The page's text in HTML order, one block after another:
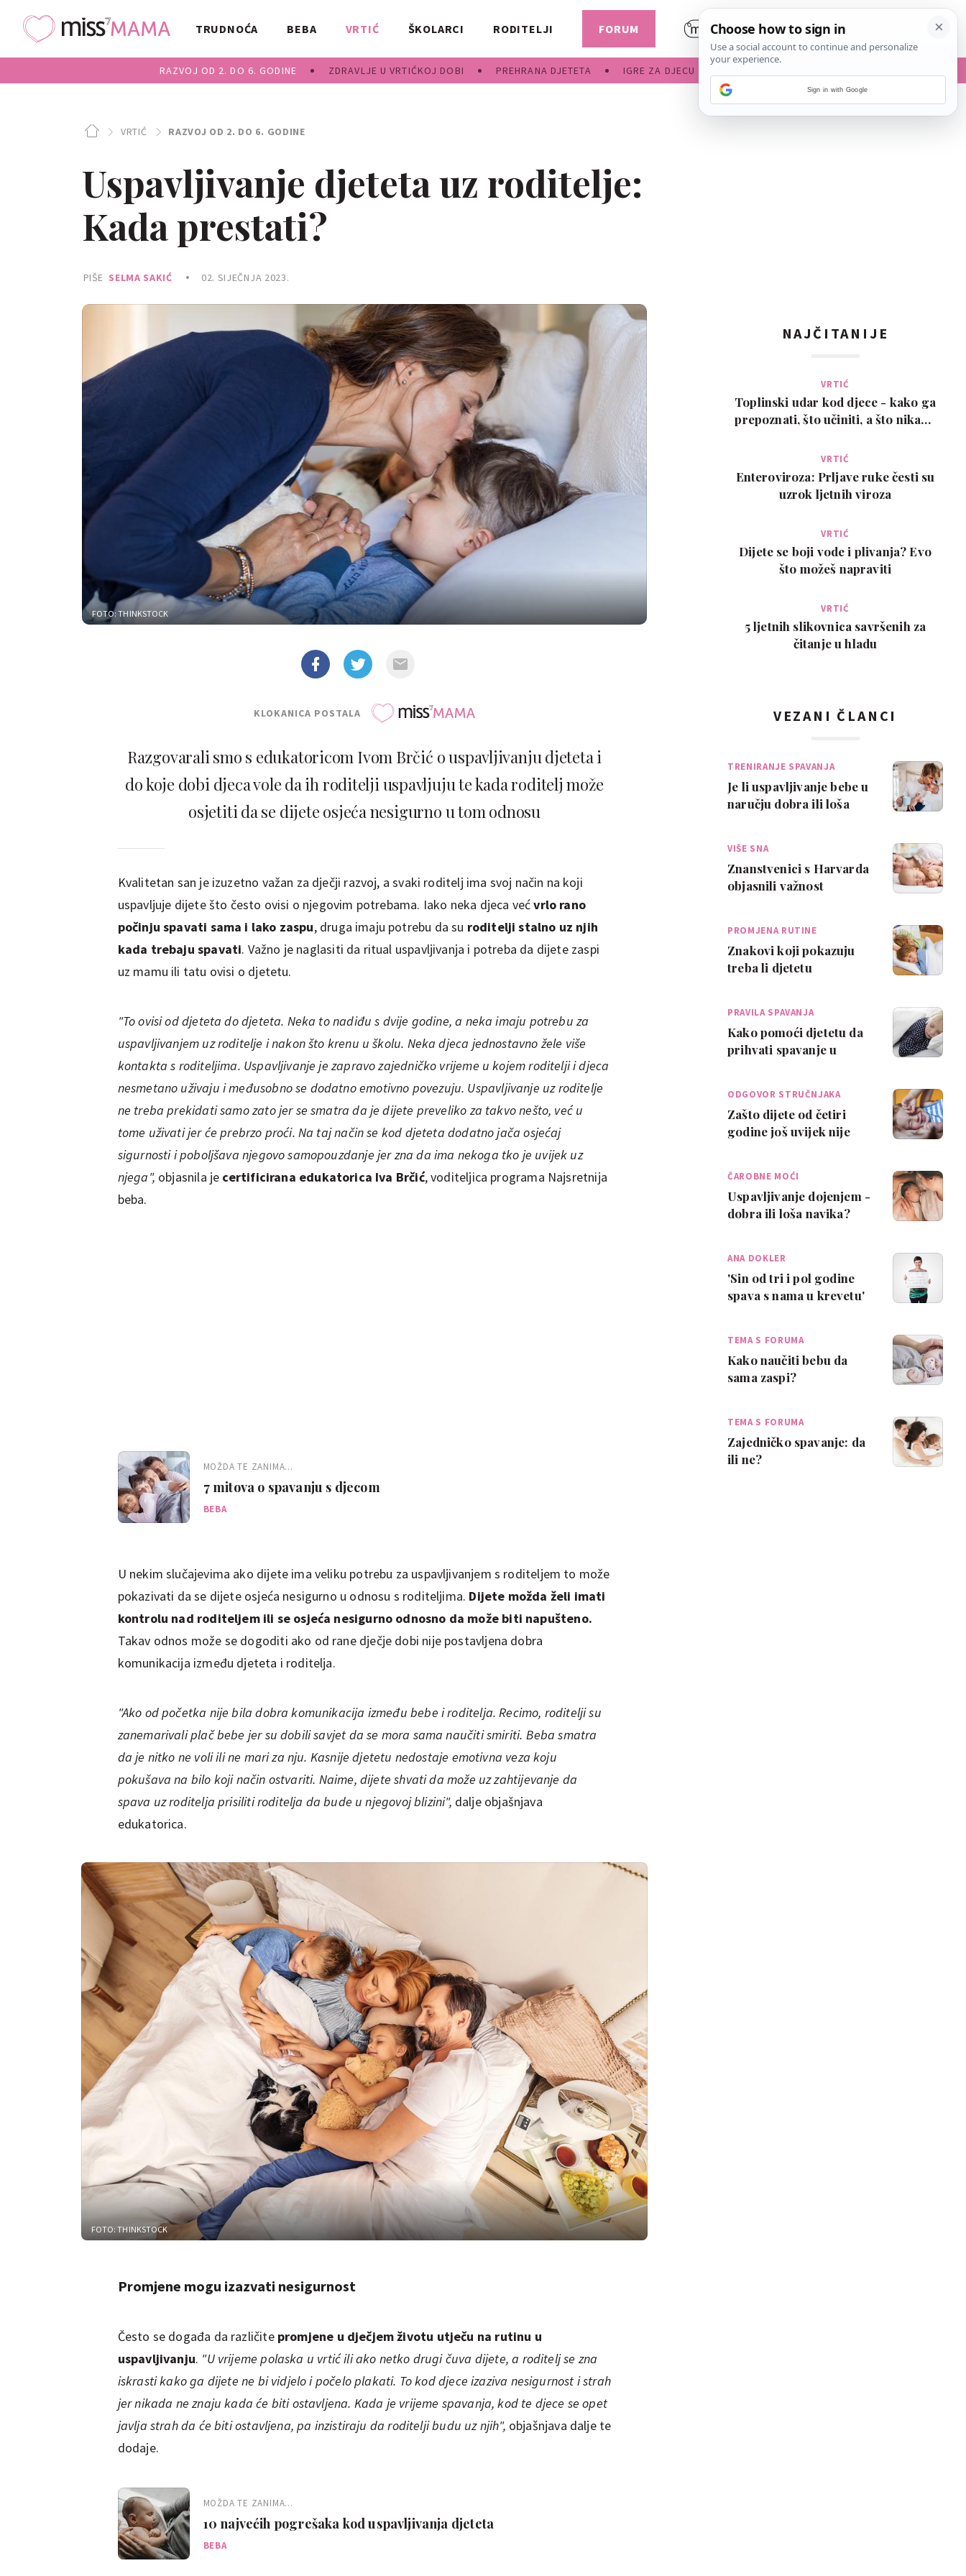
TRUDNOĆA BEBA VRTIĆ
RAZVOJ OD 2. DO 6. GODINE ZDRAVLJE U VRTIĆKOJ DOBI PREHRANA DJETETA IGRE ZA DJECU
ŠKOLARCI RODITELJI FORUM
VRTIĆ RAZVOJ OD 2. DO 6. GODINE
Uspavljivanje djeteta uz roditelje:
Kada prestati?
PIŠE SELMA SAKIĆ 02. SIJEČNJA 2023.
FOTO: THINKSTOCK
KLOKANICA POSTALA
Razgovarali smo s edukatoricom Ivom Brčić o uspavljivanju djeteta i
do koje dobi djeca vole da ih roditelji uspavljuju te kada roditelj može
osjetiti da se dijete osjeća nesigurno u tom odnosu
Kvalitetan san je izuzetno važan za dječji razvoj, a svaki roditelj ima svoj način na koji
uspavljuje dijete što često ovisi o njegovim potrebama. Iako neka djeca većvrlo rano
počinju spavati sama i lako zaspu, druga imaju potrebu da su roditelji stalno uz njih
kada trebaju spavati. Važno je naglasiti da ritual uspavljivanja i potreba da dijete zaspi
uz mamu ili tatu ovisi o djetetu.
"To ovisi od djeteta do djeteta. Neka to nadiđu s dvije godine, a neka imaju potrebu za
uspavljivanjem uz roditelje i nakon što krenu u školu. Neka djeca jednostavno žele više
kontakta s roditeljima. Uspavljivanje je zapravo zajedničko vrijeme u kojem roditelji i djeca
nesmetano uživaju i međusobno se dodatno emotivno povezuju. Uspavljivanje uz roditelje
ne treba prekidati samo zato jer se smatra da je dijete preveliko za takvo nešto, već u
tome uživati jer će prebrzo proći. Na taj način se kod djeteta dodatno jača osjećaj
sigurnosti i poboljšava njegovo samopouzdanje jer zna da ima nekoga tko je uvijek uz
njega", objasnila je certificirana edukatorica Iva Brčić, voditeljica programa Najsretnija
beba.
MOŽDA TE ZANIMA...
7 mitova o spavanju s djecom
BEBA
U nekim slučajevima ako dijete ima veliku potrebu za uspavljivanjem s roditeljem to može
pokazivati da se dijete osjeća nesigurno u odnosu s roditeljima. Dijete možda želi imati
kontrolu nad roditeljem ili se osjeća nesigurno odnosno da može biti napušteno.
Takav odnos može se dogoditi ako od rane dječje dobi nije postavljena dobra
komunikacija između djeteta i roditelja.
"Ako od početka nije bila dobra komunikacija između bebe i roditelja. Recimo, roditelji su
zanemarivali plač bebe jer su dobili savjet da se mora sama naučiti smiriti. Beba smatra
da je nitko ne voli ili ne mari za nju. Kasnije djetetu nedostaje emotivna veza koju
pokušava na bilo koji način ostvariti. Naime, dijete shvati da može uz zahtijevanje da
spava uz roditelja prisiliti roditelja da bude u njegovoj blizini", dalje objašnjava
edukatorica.
FOTO: THINKSTOCK
Promjene mogu izazvati nesigurnost
Često se događa da različite promjene u dječjem životu utječu na rutinu u
uspavljivanju. "U vrijeme polaska u vrtić ili ako netko drugi čuva dijete, a roditelj se zna
iskrasti kako ga dijete ne bi vidjelo i počelo plakati. To kod djece izaziva nesigurnost i strah
jer nikada ne znaju kada će biti ostavljena. Kada je vrijeme spavanja, kod te djece se opet
javlja strah da će biti ostavljena, pa inzistiraju da roditelji budu uz njih", objašnjava dalje te
dodaje.
MOŽDA TE ZANIMA...
10 najvećih pogrešaka kod uspavljivanja djeteta
BEBA
NAJČITANIJE
VRTIĆ
Toplinski udar kod djece - kako ga
prepoznati, što učiniti, a što nikako
VRTIĆ
Enteroviroza: Prljave ruke česti su
uzrok ljetnih viroza
VRTIĆ
Dijete se boji vode i plivanja? Evo
što možeš napraviti
VRTIĆ
5 ljetnih slikovnica savršenih za
čitanje u hladu
VEZANI ČLANCI
TRENIRANJE SPAVANJA
Je li uspavljivanje bebe u
naručju dobra ili loša
VIŠE SNA
Znanstvenici s Harvarda
objasnili važnost
PROMJENA RUTINE
Znakovi koji pokazuju
treba li djetetu
PRAVILA SPAVANJA
Kako pomoći djetetu da
prihvati spavanje u
ODGOVOR STRUČNJAKA
Zašto dijete od četiri
godine još uvijek nije
ČAROBNE MOĆI
Uspavljivanje dojenjem -
dobra ili loša navika?
ANA DOKLER
'Sin od tri i pol godine
spava s nama u krevetu'
TEMA S FORUMA
Kako naučiti bebu da
sama zaspi?
TEMA S FORUMA
Zajedničko spavanje: da
ili ne?
Sign in with Google